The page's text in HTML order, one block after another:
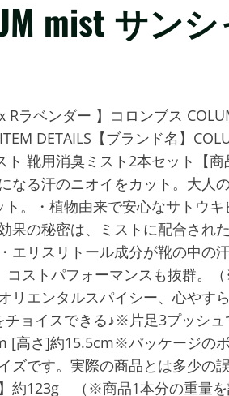
mist サン
Rラベンダー 】コロンブス
DETAILS【ブランド名】
靴用消臭ミスト2本セット【
なる汗のニオイをカット。大人
。・植物由来で安心なサトウ
果の秘密は、ミストに配合され
エリスリトール成分が靴の中の
コストパフォーマンスも抜群。
リエンタルスパイシー、心やす
ョイスできる♪※片足3プッシュ
[高さ]約15.5cm※パッケージの
です。実際の商品とは多少の
約123g （※商品1本分の重量